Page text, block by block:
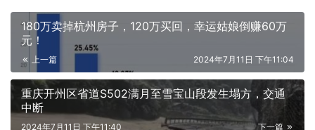
180万卖掉杭州房子，120万买回，幸运姑娘倒赚60万
元！
上一篇 2024年7月11日 下午11:04
重庆开州区省道S502满月至雪宝山段发生塌方，交通
中断
下一篇
2024年7月11日 下午11:40